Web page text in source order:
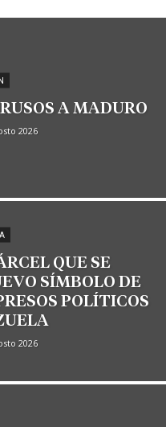
A MADURO
2026
QUE SE
SÍMBOLO DE
POLÍTICOS
2026